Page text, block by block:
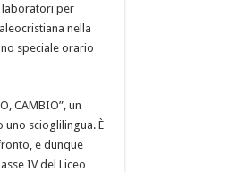
laboratori per
nella
speciale orario
CAMBIO”, un
uno scioglilingua. È
e dunque
IV del Liceo